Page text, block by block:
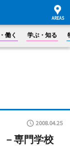
働く 学ぶ・知る
2008.04.25
－専門学校